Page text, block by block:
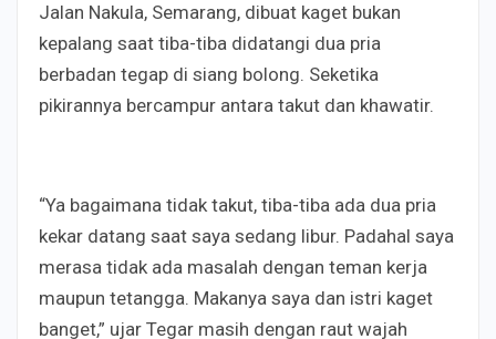
Jalan Nakula, Semarang, dibuat kaget bukan
kepalang saat tiba-tiba didatangi dua pria
berbadan tegap di siang bolong. Seketika
pikirannya bercampur antara takut dan khawatir.
“Ya bagaimana tidak takut, tiba-tiba ada dua pria
kekar datang saat saya sedang libur. Padahal saya
merasa tidak ada masalah dengan teman kerja
maupun tetangga. Makanya saya dan istri kaget
banget,” ujar Tegar masih dengan raut wajah